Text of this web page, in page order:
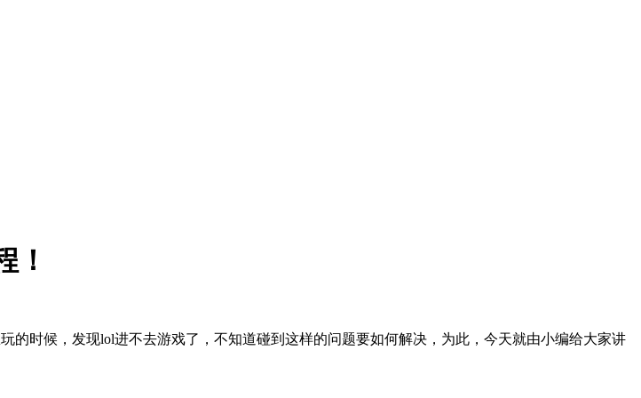
！
的时候，发现lol进不去游戏了，不知道碰到这样的问题要如何解决，为此，今天就由小编给大家讲